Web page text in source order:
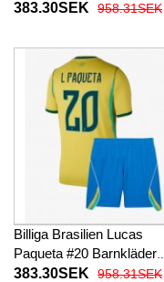
fotbollskläder till baby VM
byxor)
383.30SEK 958.31SEK
Billiga Brasilien Lucas
Paqueta #20 Barnkläder
Hemma fotbollskläder till
383.30SEK 958.31SEK